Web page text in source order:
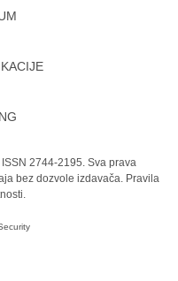
2744-2195. Sva prava
bez dozvole izdavača. Pravila